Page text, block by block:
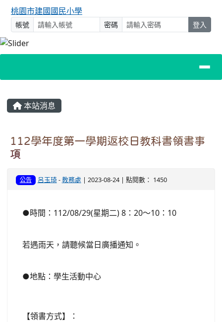
桃園市建國國民小學
帳號 密碼 登入
主內容區域
本站消息
112學年度第一學期返校日教科書領書事
項
公告 呂玉琦-教務處 | 2023-08-24 | 點閱數： 1450
●時間：112/08/29(星期二) 8：20～10：10
若遇雨天，請聽候當日廣播通知。
●地點：學生活動中心
【領書方式】：